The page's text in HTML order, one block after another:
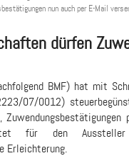
nun auch per E-Mail
dürfen
BMF) hat mit
07/0012)
für den
Erleichterung.